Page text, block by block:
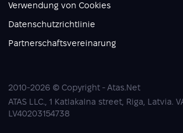
2010-2026 © Copyright - Atas.Net
ATAS LLC., 1 Katlakalna street, Riga, Latvia.
LV40203154738
Verwendung von Cookies
Datenschutzrichtlinie
Partnerschaftsvereinarung